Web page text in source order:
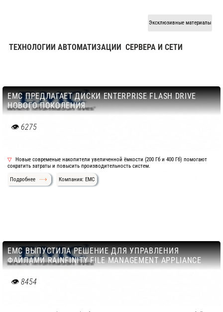
Эксклюзивные материалы
ТЕХНОЛОГИИ АВТОМАТИЗАЦИИ СЕРВЕРА И СЕТИ
EMC ПРЕДЛАГАЕТ ДИСКИ ENTERPRISE FLASH DRIVE
НОВОГО ПОКОЛЕНИЯ
6275
Новые современые накопители увеличенной ёмкости (200 Гб и 400 Гб) помогают
сократить затраты и повысить производительность систем.
Подробнее Компания: EMC
EMC ВЫПУСТИЛА РЕШЕНИЕ ДЛЯ УПРАВЛЕНИЯ
ФАЙЛАМИ RAINFINITY FILE MANAGEMENT APPLIANCE
8454